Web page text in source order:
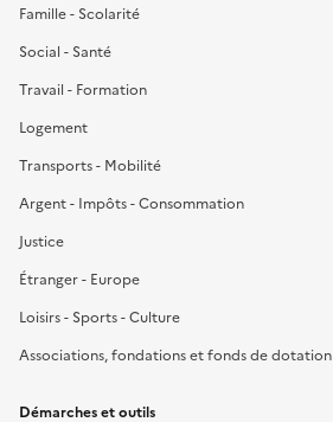
Famille - Scolarité
Social - Santé
Travail - Formation
Logement
Transports - Mobilité
Argent - Impôts - Consommation
Justice
Étranger - Europe
Loisirs - Sports - Culture
Associations, fondations et fonds de dotation
Démarches et outils